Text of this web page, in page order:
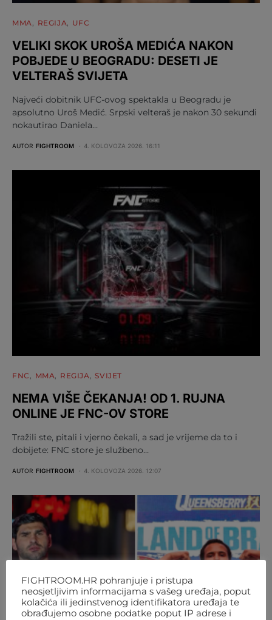
MMA REGIJA UFC
VELIKI SKOK UROŠA MEDIĆA NAKON
POBJEDE U BEOGRADU: DESETI JE
VELTERAŠ SVIJETA
Najveći dobitnik UFC-ovog spektakla u Beogradu je
apsolutno Uroš Medić. Srpski velteraš je nakon 30 sekundi
nokautirao Daniela…
AUTOR FIGHTROOM 4. KOLOVOZA 2026. 16:11
FNC MMA REGIJA SVIJET
NEMA VIŠE ČEKANJA! OD 1. RUJNA
ONLINE JE FNC-OV STORE
Tražili ste, pitali i vjerno čekali, a sad je vrijeme da to i
dobijete: FNC store je službeno…
AUTOR FIGHTROOM 4. KOLOVOZA 2026. 12:07
FIGHTROOM.HR pohranjuje i pristupa
neosjetljivim informacijama s vašeg uređaja, poput
kolačića ili jedinstvenog identifikatora uređaja te
obrađujemo osobne podatke poput IP adrese i